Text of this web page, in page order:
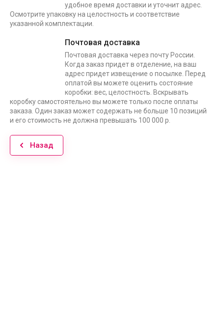
удобное время доставки и уточнит адрес.
Осмотрите упаковку на целостность и соответствие
указанной комплектации.
Почтовая доставка
Почтовая доставка через почту России.
Когда заказ придет в отделение, на ваш
адрес придет извещение о посылке. Перед
оплатой вы можете оценить состояние
коробки: вес, целостность. Вскрывать
коробку самостоятельно вы можете только после оплаты
заказа. Один заказ может содержать не больше 10 позиций
и его стоимость не должна превышать 100 000 р.
Назад